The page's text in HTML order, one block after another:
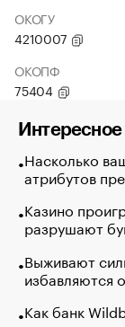
ОКОГУ
4210007
ОКОПФ
75404
Интересное
Насколько
атрибутов
Казино
разрушают
Выживают
избавляются
Как банк